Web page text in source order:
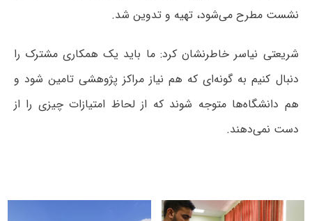
نشست مطرح می‌شود، تهیه و تدوین شد.
شریعتی نیاسر خاطرنشان کرد: ما باید یک همکاری مشترک را
دنبال کنیم به‌ گونه‌ای که هم نیاز مراکز پژوهشی تامین شود و
هم دانشگاه‌ها متوجه شوند که از لحاظ امتیازات چیزی را از
دست نمی‌دهند.